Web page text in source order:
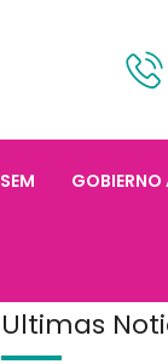
SEM GOBIERNO
Últimas